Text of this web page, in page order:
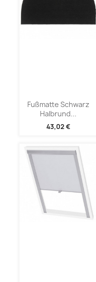
Fußmatte Schwarz
Halbrund...
43,02 €